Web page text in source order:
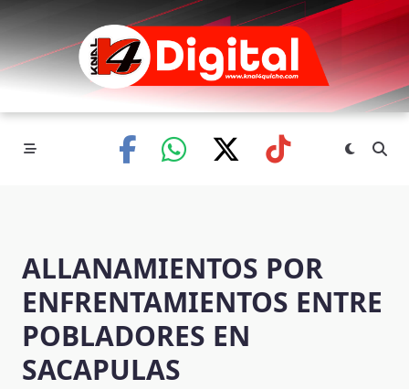
Skip
content
ALLANAMIENTOS POR
ENFRENTAMIENTOS ENTRE
POBLADORES EN
SACAPULAS